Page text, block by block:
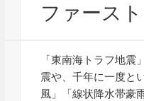
ファースト
「東南海トラフ地
震や、千年に一度と
風」「線状降水帯豪